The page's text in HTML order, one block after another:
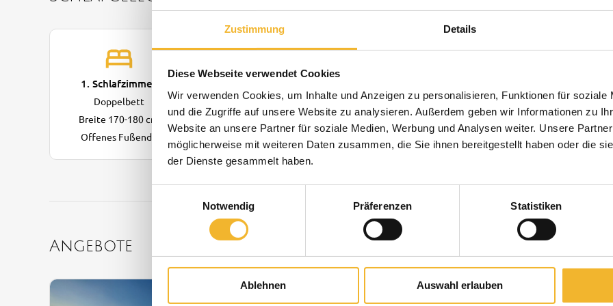
Zustimmung Details
Diese Webseite verwendet Cookies
Wir verwenden Cookies, um Inhalte und Anzeigen zu personalisieren, Funktionen für soziale
und die Zugriffe auf unsere Website zu analysieren. Außerdem geben wir Informationen zu
Website an unsere Partner für soziale Medien, Werbung und Analysen weiter. Unsere
möglicherweise mit weiteren Daten zusammen, die Sie ihnen bereitgestellt haben oder die
der Dienste gesammelt haben.
Notwendig
Präferenzen Statistiken
Ablehnen Auswahl erlauben
1. Schlafzimmer
Doppelbett
Breite 170-180 cm
Offenes Fußende
Einzelbett
(Sofa)
Angebote